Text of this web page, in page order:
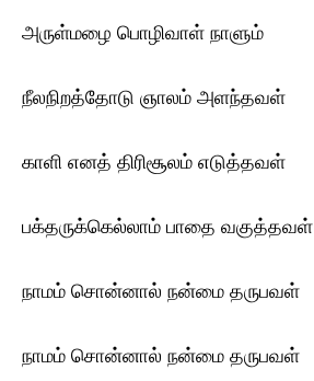
அருள்மழை பொழிவாள் நாளும்
நீலநிறத்தோடு ஞாலம் அளந்தவள்
காளி எனத் திரிசூலம் எடுத்தவள்
பக்தருக்கெல்லாம் பாதை வகுத்தவள்
நாமம் சொன்னால் நன்மை தருபவள்
நாமம் சொன்னால் நன்மை தருபவள்